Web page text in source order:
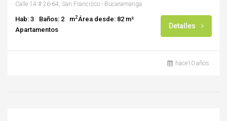
Calle 14 # 26-64, San Francisco - Bucaramanga.
Hab: 3 Baños: 2 m2Área desde: 82 m²
Apartamentos
Detalles
hace10 años